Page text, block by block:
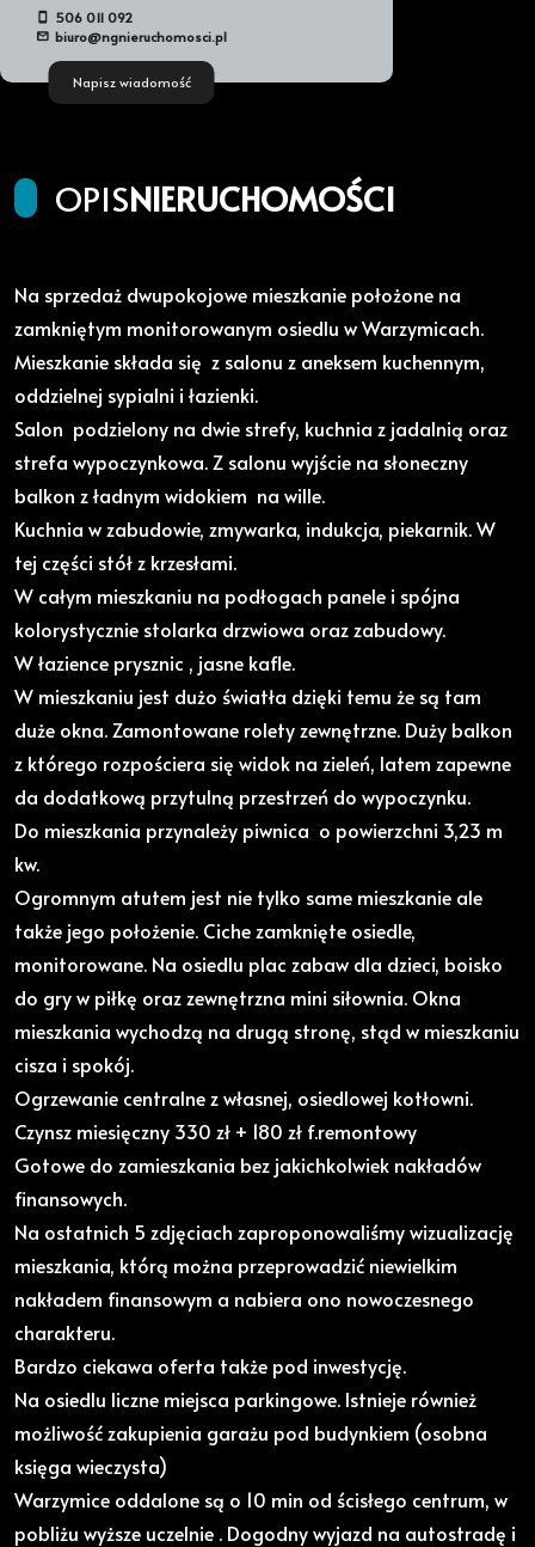
506 011 092
biuro@ngnieruchomosci.pl
Napisz wiadomość
OPISNIERUCHOMOŚCI
Na sprzedaż dwupokojowe mieszkanie położone na
zamkniętym monitorowanym osiedlu w Warzymicach.
Mieszkanie składa się z salonu z aneksem kuchennym,
oddzielnej sypialni i łazienki.
Salon podzielony na dwie strefy, kuchnia z jadalnią oraz
strefa wypoczynkowa. Z salonu wyjście na słoneczny
balkon z ładnym widokiem na wille.
Kuchnia w zabudowie, zmywarka, indukcja, piekarnik. W
tej części stół z krzesłami.
W całym mieszkaniu na podłogach panele i spójna
kolorystycznie stolarka drzwiowa oraz zabudowy.
W łazience prysznic , jasne kafle.
W mieszkaniu jest dużo światła dzięki temu że są tam
duże okna. Zamontowane rolety zewnętrzne. Duży balkon
z którego rozpościera się widok na zieleń, latem zapewne
da dodatkową przytulną przestrzeń do wypoczynku.
Do mieszkania przynależy piwnica o powierzchni 3,23 m
kw.
Ogromnym atutem jest nie tylko same mieszkanie ale
także jego położenie. Ciche zamknięte osiedle,
monitorowane. Na osiedlu plac zabaw dla dzieci, boisko
do gry w piłkę oraz zewnętrzna mini siłownia. Okna
mieszkania wychodzą na drugą stronę, stąd w mieszkaniu
cisza i spokój.
Ogrzewanie centralne z własnej, osiedlowej kotłowni.
Czynsz miesięczny 330 zł + 180 zł f.remontowy
Gotowe do zamieszkania bez jakichkolwiek nakładów
finansowych.
Na ostatnich 5 zdjęciach zaproponowaliśmy wizualizację
mieszkania, którą można przeprowadzić niewielkim
nakładem finansowym a nabiera ono nowoczesnego
charakteru.
Bardzo ciekawa oferta także pod inwestycję.
Na osiedlu liczne miejsca parkingowe. Istnieje również
możliwość zakupienia garażu pod budynkiem (osobna
księga wieczysta)
Warzymice oddalone są o 10 min od ścisłego centrum, w
pobliżu wyższe uczelnie . Dogodny wyjazd na autostradę i